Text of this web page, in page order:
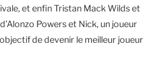
et enfin Tristan Mack Wilds et
Powers et Nick, un joueur
de devenir le meilleur joueur